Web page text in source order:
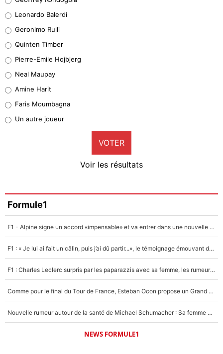
38%
32%
5%
1%
9%
Faris Moumbagna
4%
Un autre joueur
5%
Leonardo Balerdi
Geronimo Rulli
Quinten Timber
Pierre-Emile Hojbjerg
Neal Maupay
Amine Harit
Faris Moumbagna
Un autre joueur
VOTER
Voir les résultats
Formule1
F1 - Alpine signe un accord «impensable» et va entrer dans une nouvelle dimension : Grande nouvelle pour Pierre Gasly !
F1 : « Je lui ai fait un câlin, puis j’ai dû partir...», le témoignage émouvant de Max Verstappen sur sa fille
F1 : Charles Leclerc surpris par les paparazzis avec sa femme, les rumeurs étaient vraies !
Comme pour le final du Tour de France, Esteban Ocon propose un Grand Prix de Formule 1 à Paris : «Autour de l’Arc de Triomphe, ce serait génial» !
Nouvelle rumeur autour de la santé de Michael Schumacher : Sa femme Corinna sort du silence
NEWS FORMULE1